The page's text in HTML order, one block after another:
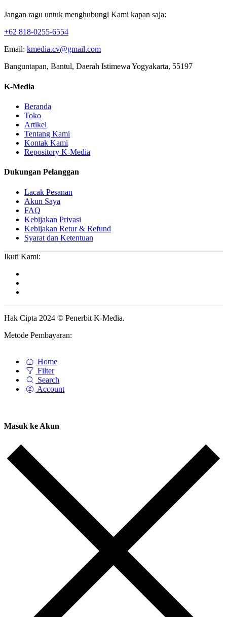
Jangan ragu untuk menghubungi Kami kapan saja:
+62 818-0255-6554
Email: kmedia.cv@gmail.com
Banguntapan, Bantul, Daerah Istimewa Yogyakarta, 55197
K-Media
Beranda
Toko
Artikel
Tentang Kami
Kontak Kami
Repository K-Media
Dukungan Pelanggan
Lacak Pesanan
Akun Saya
FAQ
Kebijakan Privasi
Kebijakan Retur & Refund
Syarat dan Ketentuan
Ikuti Kami:
Hak Cipta 2024 © Penerbit K-Media.
Metode Pembayaran:
Home
Filter
Search
Account
Masuk ke Akun